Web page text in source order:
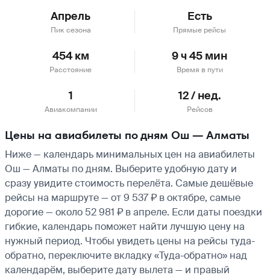
Апрель
Пик сезона
Есть
Прямые рейсы
454 км
Расстояние
9 ч 45 мин
Время в пути
1
Авиакомпании
12 / нед.
Рейсов
Цены на авиабилеты по дням Ош — Алматы
Ниже — календарь минимальных цен на авиабилеты
Ош — Алматы по дням. Выберите удобную дату и
сразу увидите стоимость перелёта. Самые дешёвые
рейсы на маршруте — от 9 537 ₽ в октябре, самые
дорогие — около 52 981 ₽ в апреле. Если даты поездки
гибкие, календарь поможет найти лучшую цену на
нужный период. Чтобы увидеть цены на рейсы туда-
обратно, переключите вкладку «Туда-обратно» над
календарём, выберите дату вылета — и правый